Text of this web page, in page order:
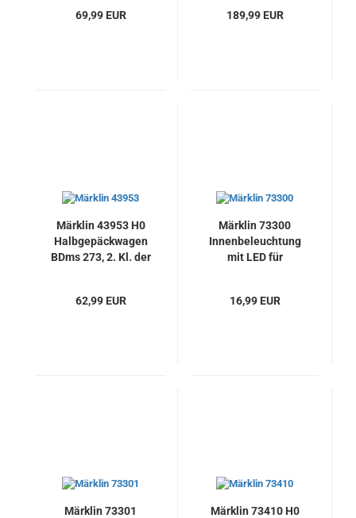
69,99 EUR 189,99 EUR
Märklin 43953 H0
Halbgepäckwagen
BDms 273, 2. Kl. der
62,99 EUR
Märklin 73300
Innenbeleuchtung
mit LED für
16,99 EUR
Märklin 73301
Märklin 73410 H0